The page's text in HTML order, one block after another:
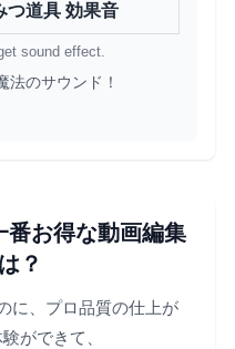
つ道具 効果音
sound effect.
法のサウンド！
番お得な動画編集
？
に、プロ品質の仕上が
ができて、